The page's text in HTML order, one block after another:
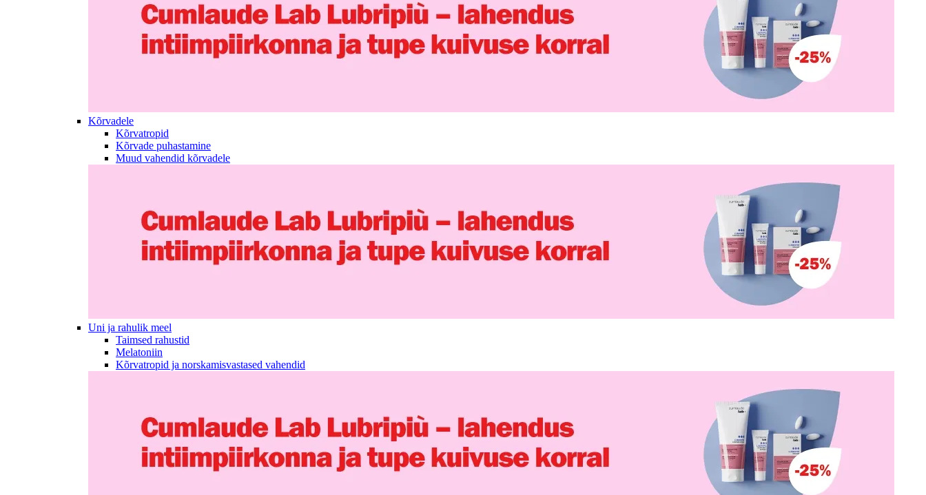
Kõrvadele
Kõrvatropid
Kõrvade puhastamine
Muud vahendid kõrvadele
Uni ja rahulik meel
Taimsed rahustid
Melatoniin
Kõrvatropid ja norskamisvastased vahendid